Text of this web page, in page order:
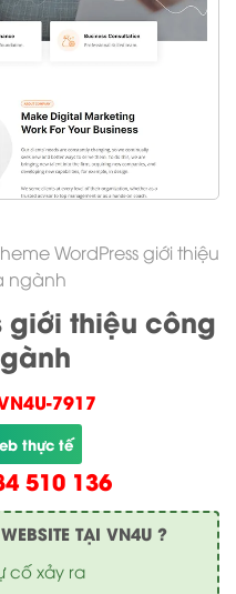
WordPress giới thiệu
ngành
giới thiệu công
7917
thực tế
510 136
TẠI VN4U ?
cố xảy ra